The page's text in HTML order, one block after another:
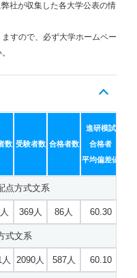
弊社が収集した各大学公表の情
すので、必ず大学ホームペー
数 受験者数 合格者数
進研模試
合格者
平均偏差値
点方式文系
369人 86人 60.30
式文系
2090人 587人 60.10